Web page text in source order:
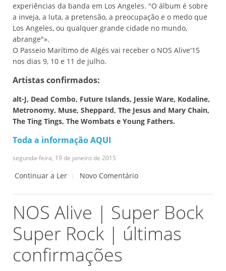
experiências da banda em Los Angeles. "O álbum é sobre
a inveja, a luta, a pretensão, a preocupação e o medo que
Los Angeles, ou qualquer grande cidade no mundo,
abrange"».
O Passeio Marítimo de Algés vai receber o NOS Alive'15
nos dias 9, 10 e 11 de julho.
Artistas confirmados:
alt-J, Dead Combo, Future Islands, Jessie Ware, Kodaline,
Metronomy, Muse, Sheppard, The Jesus and Mary Chain,
The Ting Tings, The Wombats e Young Fathers.
Toda a informação AQUI
segunda-feira, 19 de janeiro de 2015
Continuar a Ler Novo Comentário
NOS Alive | Super Bock
Super Rock | últimas
confirmações